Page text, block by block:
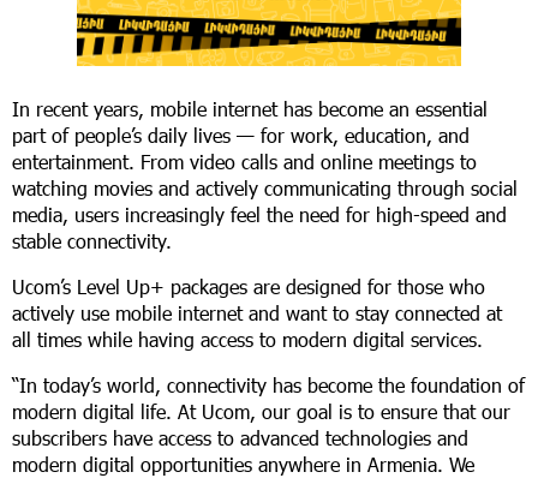
In recent years, mobile internet has become an essential
part of people’s daily lives — for work, education, and
entertainment. From video calls and online meetings to
watching movies and actively communicating through social
media, users increasingly feel the need for high-speed and
stable connectivity.
Ucom’s Level Up+ packages are designed for those who
actively use mobile internet and want to stay connected at
all times while having access to modern digital services.
“In today’s world, connectivity has become the foundation of
modern digital life. At Ucom, our goal is to ensure that our
subscribers have access to advanced technologies and
modern digital opportunities anywhere in Armenia. We